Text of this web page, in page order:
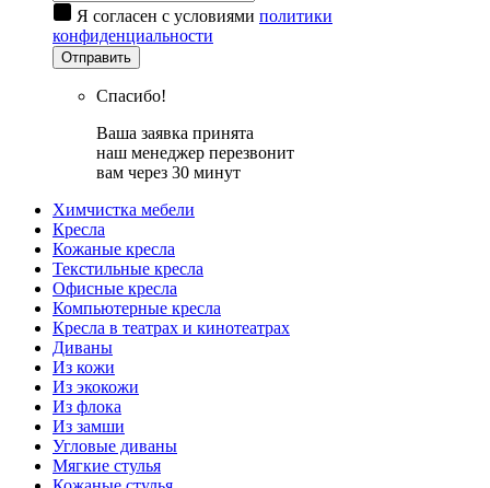
Я согласен с условиями политики
конфиденциальности
Отправить
Спасибо!
Ваша заявка принята
наш менеджер перезвонит
вам через 30 минут
Химчистка мебели
Кресла
Кожаные кресла
Текстильные кресла
Офисные кресла
Компьютерные кресла
Кресла в театрах и кинотеатрах
Диваны
Из кожи
Из экокожи
Из флока
Из замши
Угловые диваны
Мягкие стулья